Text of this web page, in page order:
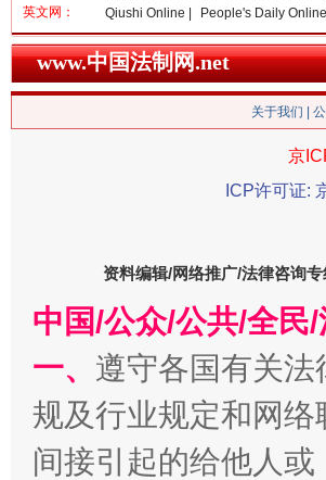
英文网：
Qiushi Online | People's Daily Online |
www.中国法制网.net
关于我们
京
ICP许可证:
资料编辑/网络推广/法律咨询专
中国/公众/公共/全民
一、 遵守各国有关
规及行业规定和网
间接引起的给他人